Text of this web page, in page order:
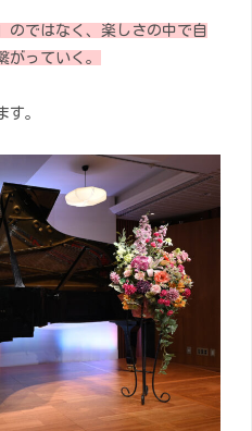
のではなく、楽しさの中で自
がっていく。
す。